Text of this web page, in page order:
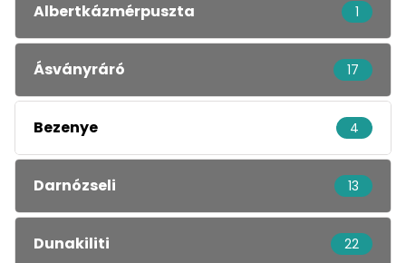
Albertkázmérpuszta 1
Ásványráró 17
Bezenye 4
Darnózseli 13
Dunakiliti 22